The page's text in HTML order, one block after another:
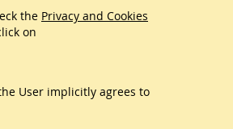
the Privacy and Cookies
on
User implicitly agrees to